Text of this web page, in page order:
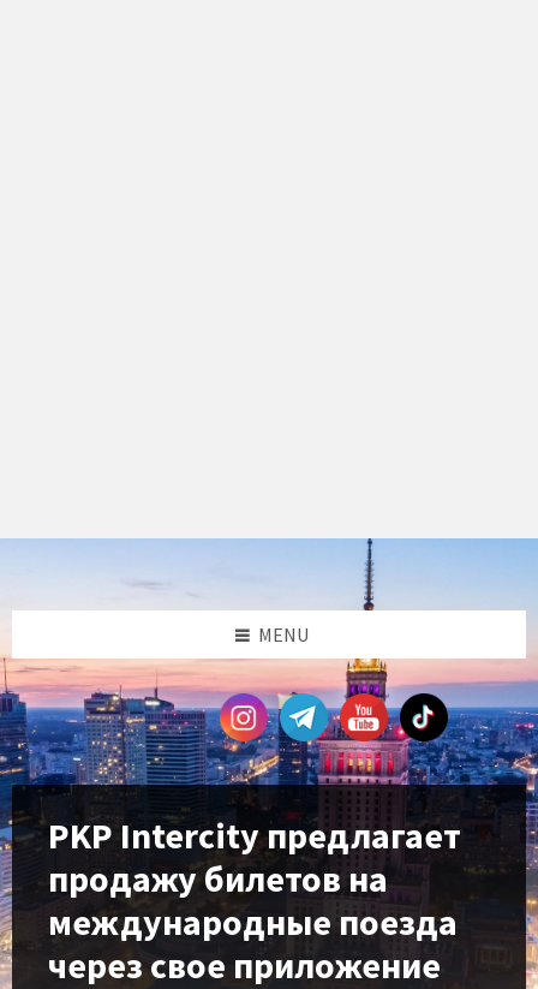
sidebar
sidebar
MENU
PKP Intercity предлагает
продажу билетов на
международные поезда
через свое приложение